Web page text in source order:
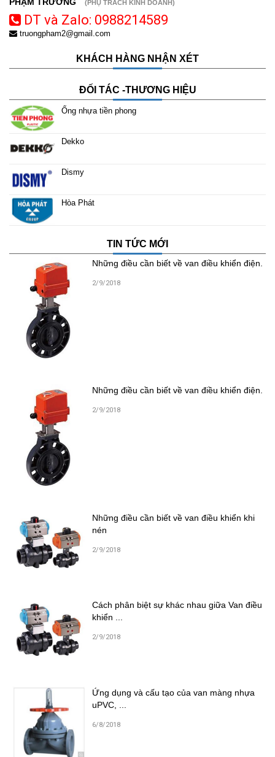
(PHỤ TRÁCH KINH DOANH)
DT và Zalo: 0988214589
truongpham2@gmail.com
KHÁCH HÀNG NHẬN XÉT
ĐỐI TÁC -THƯƠNG HIỆU
Ống nhựa tiền phong
Dekko
Dismy
Hòa Phát
TIN TỨC MỚI
Những điều cần biết về van điều khiển điện.
2/9/2018
Những điều cần biết về van điều khiển điện.
2/9/2018
Những điều cần biết về van điều khiển khi
nén
2/9/2018
Cách phân biệt sự khác nhau giữa Van điều
khiển ...
2/9/2018
Ứng dụng và cấu tạo của van màng nhựa
uPVC, ...
6/8/2018